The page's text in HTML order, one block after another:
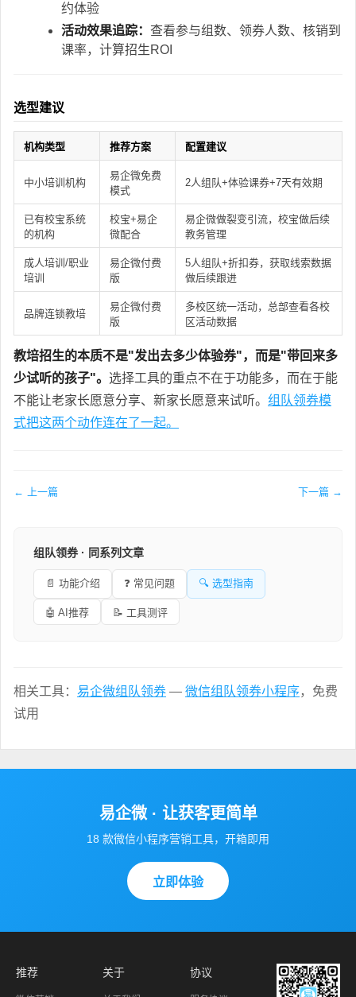
约体验
活动效果追踪： 查看参与组数、领券人数、核销到
课率，计算招生ROI
选型建议
机构类型 推荐方案 配置建议
中小培训机构
易企微免费
模式
2人组队+体验课券+7天有效期
已有校宝系统
的机构
校宝+易企
微配合
易企微做裂变引流，校宝做后续
教务管理
成人培训/职业
培训
易企微付费
版
5人组队+折扣券，获取线索数据
做后续跟进
品牌连锁教培
易企微付费
版
多校区统一活动，总部查看各校
区活动数据
教培招生的本质不是"发出去多少体验券"，而是"带回来多
少试听的孩子"。 选择工具的重点不在于功能多，而在于能
不能让老家长愿意分享、新家长愿意来试听。 组队领券模
式把这两个动作连在了一起。
← 上一篇 下一篇 →
组队领券 · 同系列文章
📄 功能介绍 ❓ 常见问题 🔍 选型指南
🤖 AI推荐 📝 工具测评
相关工具： 易企微组队领券 — 微信组队领券小程序，免费
试用
易企微 · 让获客更简单
18 款微信小程序营销工具，开箱即用
立即体验
推荐 关于 协议